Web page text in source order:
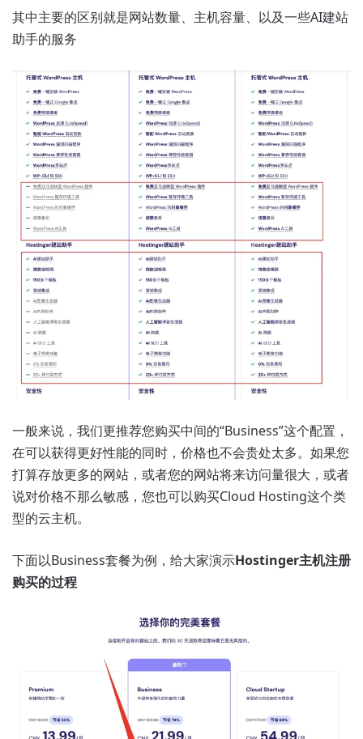
其中主要的区别就是网站数量、主机容量、以及一些AI建站
助手的服务
一般来说，我们更推荐您购买中间的“Business”这个配置，
在可以获得更好性能的同时，价格也不会贵处太多。如果您
打算存放更多的网站，或者您的网站将来访问量很大，或者
说对价格不那么敏感，您也可以购买Cloud Hosting这个类
型的云主机。
下面以Business套餐为例，给大家演示Hostinger主机注册
购买的过程